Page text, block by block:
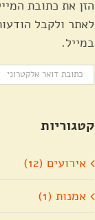
הזן את כתובת
לאתר ולקבל
במייל.
כתובת
קטגוריות
אירועים (12)
אמנות (1)